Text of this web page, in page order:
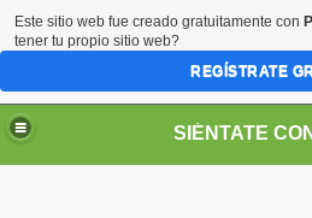
SIÉNTATE
Este sitio web fue creado gratuitamente con
tener tu propio sitio web?
REGÍSTRATE